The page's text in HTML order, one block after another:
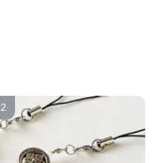
2